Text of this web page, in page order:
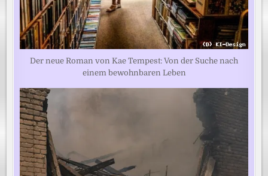
Der neue Roman von Kae Tempest: Von der Suche nach
einem bewohnbaren Leben